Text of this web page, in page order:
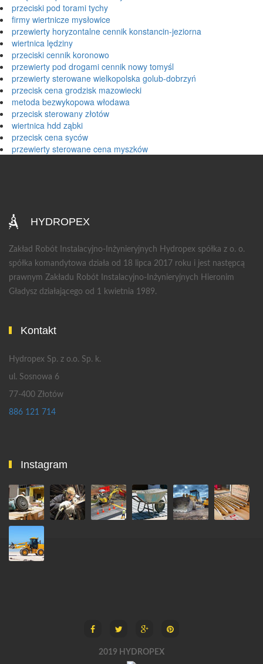
przeciski pod torami tychy
firmy wiertnicze mysłowice
przewierty horyzontalne cennik konstancin-jeziorna
wiertnica lędziny
przeciski cennik koronowo
przewierty pod drogami cennik nowy tomyśl
przewierty sterowane wielkopolska golub-dobrzyń
przecisk cena grodzisk mazowiecki
metoda bezwykopowa włodawa
przecisk sterowany złotów
wiertnica hdd ząbki
przecisk cena syców
przewierty sterowane cena myszków
HYDROPEX
Zakład Robót Instalacyjno-Inżynieryjnych Hydropex spółka z o. o.
spółka komandytowa działa od 18 lipca 2017 roku i jest następcą
prawnym Zakładu Robót Instalacyjno-Inżynieryjnych Hieronim
Gładysz działającego od 1 kwietnia 1989.
Kontakt
Hydropex Sp. z o.o. Sp. k.
ul. Sosnowa 6
77-400 Złotów
886 121 714
Instagram
2019 HYDROPEX